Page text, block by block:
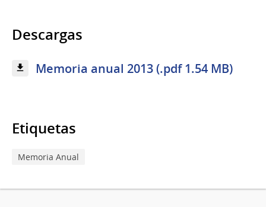
Descargas
Memoria anual 2013 (.pdf 1.54 MB)
Etiquetas
Memoria Anual